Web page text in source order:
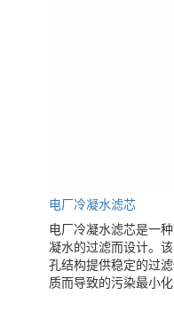
电厂冷凝水滤芯
电厂冷凝水滤芯是一
凝水的过滤而设计。
孔结构提供稳定的过
质而导致的污染最小